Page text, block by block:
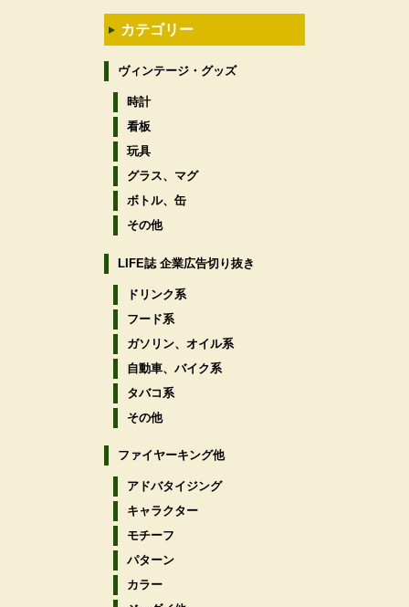
カテゴリー
ヴィンテージ・グッズ
時計
看板
玩具
グラス、マグ
ボトル、缶
その他
LIFE誌 企業広告切り抜き
ドリンク系
フード系
ガソリン、オイル系
自動車、バイク系
タバコ系
その他
ファイヤーキング他
アドバタイジング
キャラクター
モチーフ
パターン
カラー